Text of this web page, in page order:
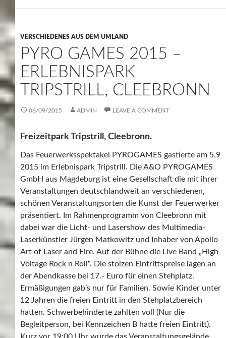
VERSCHIEDENES AUS DEM UMLAND
PYRO GAMES 2015 –
ERLEBNISPARK
TRIPSTRILL, CLEEBRONN
06/09/2015 ADMIN LEAVE A COMMENT
Freizeitpark Tripstrill, Cleebronn.
Das Feuerwerksspektakel PYROGAMES gastierte am 5.9
2015 im Erlebnispark Tripstrill. Die A&O PYROGAMES
GmbH aus Magdeburg ist eine Gesellschaft die mit ihrer
Veranstaltungen deutschlandweit an verschiedenen,
schönen Veranstaltungsorten die Kunst der Feuerwerker
präsentiert. Im Rahmenprogramm von Cleebronn mit
dabei war die Licht- und Lasershow des Multimedia-
Laserkünstler Jürgen Matkowitz und Inhaber von Apollo
Art of Laser and Fire. Auf der Bühne die Live Band „High
Voltage Rock n Roll“. Die stolzen Eintrittspreise lagen an
der Abendkasse bei 17.- Euro für einen Stehplatz.
Ermäßigungen gab’s nur für Familien. Sowie Kinder unter
12 Jahren die freien Eintritt in den Stehplatzbereich
hatten. Schwerbehinderte zahlten voll (Nur die
Begleitperson, bei Kennzeichen B hatte freien Eintritt).